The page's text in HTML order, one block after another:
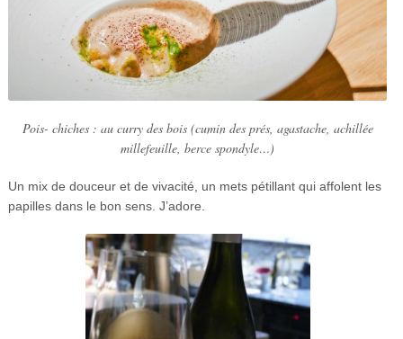
Pois- chiches : au curry des bois (cumin des prés, agastache, achillée
millefeuille, berce spondyle…)
Un mix de douceur et de vivacité, un mets pétillant qui affolent les
papilles dans le bon sens. J’adore.